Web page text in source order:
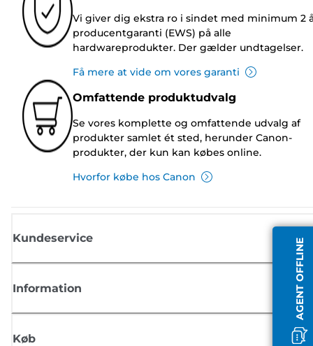
AGENT OFFLINE
Vi giver dig ekstra ro i sindet med minimum 2
producentgaranti (EWS) på alle
hardwareprodukter. Der gælder undtagelser.
Få mere at vide om vores garanti
Omfattende produktudvalg
Se vores komplette og omfattende udvalg af
produkter samlet ét sted, herunder Canon-
produkter, der kun kan købes online.
Hvorfor købe hos Canon
Kundeservice
Information
Køb